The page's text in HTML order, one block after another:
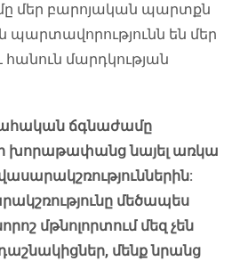
մեր բարոյական պարտքն
պարտավորությունն են մեր
մարդկության
ճգնաժամը
խորաթափանց նայել առկա
մեծապես
մթնոլորտում մեզ չեն
մենք նրանց